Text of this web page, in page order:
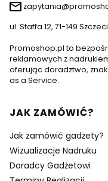
ul. Staffa 12, 71-149
Promoshop.pl to
reklamowych z
oferując doradztwo,
as a Service.
Linki w stopce
JAK ZAMÓWIĆ?
Jak zamówić gadżety?
Wizualizacje Nadruku
Doradcy Gadżetowi